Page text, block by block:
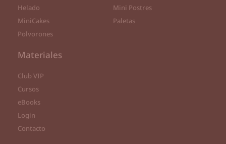
Helado
Mini Postres
MiniCakes
Paletas
Polvorones
Materiales
Club VIP
Cursos
eBooks
Login
Contacto